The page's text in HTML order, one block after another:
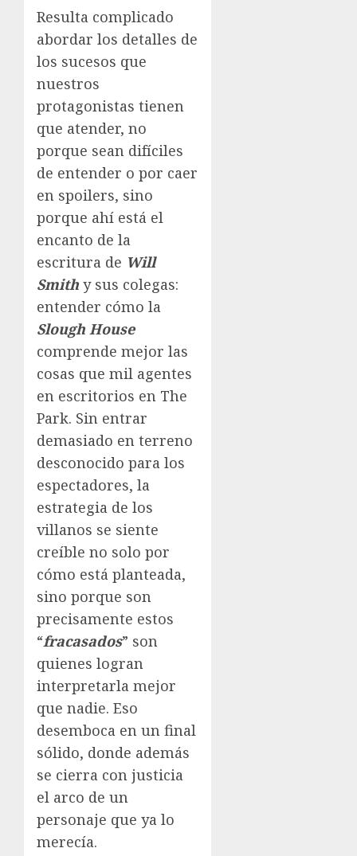
Resulta complicado
abordar los detalles de
los sucesos que
nuestros
protagonistas tienen
que atender, no
porque sean difíciles
de entender o por caer
en spoilers, sino
porque ahí está el
encanto de la
escritura de Will
Smith y sus colegas:
entender cómo la
Slough House
comprende mejor las
cosas que mil agentes
en escritorios en The
Park. Sin entrar
demasiado en terreno
desconocido para los
espectadores, la
estrategia de los
villanos se siente
creíble no solo por
cómo está planteada,
sino porque son
precisamente estos
“fracasados” son
quienes logran
interpretarla mejor
que nadie. Eso
desemboca en un final
sólido, donde además
se cierra con justicia
el arco de un
personaje que ya lo
merecía.